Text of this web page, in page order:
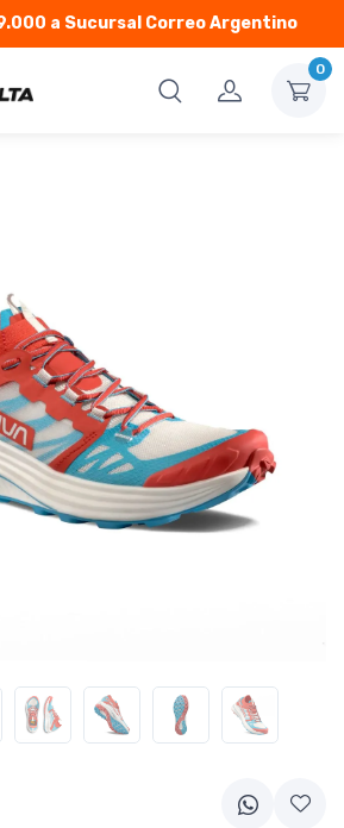
a Sucursal Correo Argentino
0